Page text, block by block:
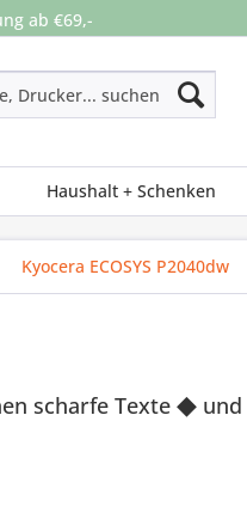
ab €69,-
Haushalt + Schenken
Kyocera ECOSYS P2040dw
scharfe Texte ◆